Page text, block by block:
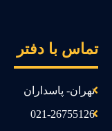
با دفتر
تهران- پاسداران
021-26755126